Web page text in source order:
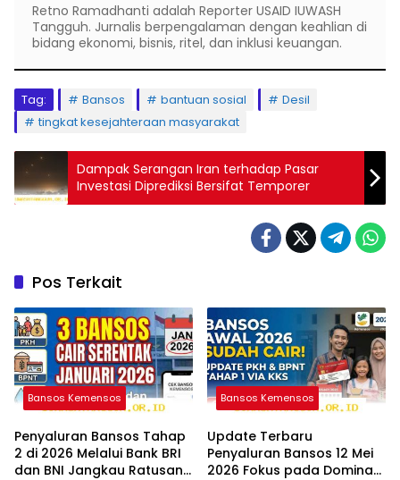
Retno Ramadhanti adalah Reporter USAID IUWASH
Tangguh. Jurnalis berpengalaman dengan keahlian di
bidang ekonomi, bisnis, ritel, dan inklusi keuangan.
Tag: Bansos bantuan sosial
Desil
tingkat kesejahteraan masyarakat
Dampak Serangan Iran terhadap Pasar
Investasi Diprediksi Bersifat Temporer
Pos Terkait
Bansos Kemensos
Penyaluran Bansos Tahap
2 di 2026 Melalui Bank BRI
dan BNI Jangkau Ratusan
Bansos Kemensos
Update Terbaru
Penyaluran Bansos 12 Mei
2026 Fokus pada Dominasi